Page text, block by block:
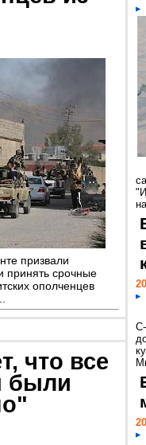
призвали
принять срочные
ополченцев
что все
были